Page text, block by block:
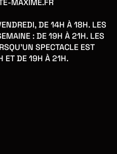
MAXIME.FR
DE 14H À 18H. LES
: DE 19H À 21H. LES
SPECTACLE EST
ET DE 19H À 21H.